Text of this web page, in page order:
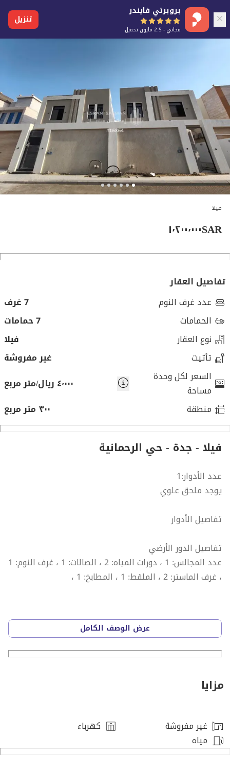
بروبرتي فايندر
مجاني - 2.5 مليون تحميل
تنزيل
فيلا
SAR١٬٢٠٠٬٠٠٠
تفاصيل العقار
عدد غرف النوم
7 غرف
الحمامات
7 حمامات
نوع العقار
فيلا
تأثيث
غير مفروشة
السعر لكل وحدة
مساحة
٤٬٠٠٠ ريال/متر مربع
منطقة
٣٠٠ متر مربع
فيلا - جدة - حي الرحمانية
عدد الأدوار:1
يوجد ملحق علوي
تفاصيل الأدوار
تفاصيل الدور الأرضي
عدد المجالس: 1 ، دورات المياه: 2 ، الصالات: 1 ، غرف النوم: 1
، غرف الماستر: 2 ، الملقط: 1 ، المطابخ: 1 ،
تفاصيل الملحق العلوي
رقم العرض: 16864
رقم ترخيص الإعلان: 7200746240
رقم رخصة فال: 1200019203
عرض الوصف الكامل
مزايا
غير مفروشة
كهرباء
مياه